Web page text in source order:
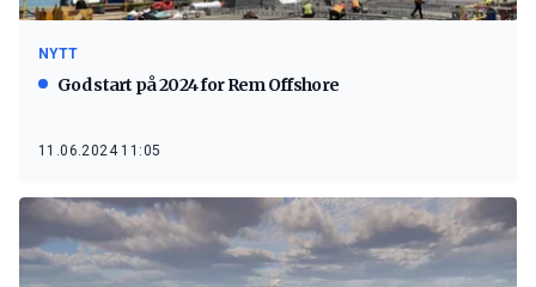
NYTT
God start på 2024 for Rem Offshore
11.06.2024 11:05